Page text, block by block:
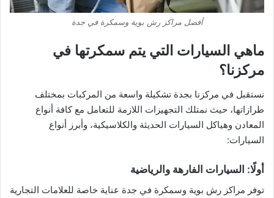
أفضل مراكز رش بوية وسمكرة في جدة
ماهي السيارات التي يتم سمكرتها في
مركزنا؟
نستقبل في مركزنا بجدة تشكيلة واسعة من المركبات بمختلف
طرازاتها، حيث نمتلك التجهيزات اللازمة للتعامل مع كافة أنواع
المعادن وهياكل السيارات الحديثة والكلاسيكية، وأبرز أنواع
السيارات:
أولًا: السيارات الفارهة والرياضية
توفر مراكز رش بوية وسمكرة في جدة عناية خاصة للعلامات التجارية